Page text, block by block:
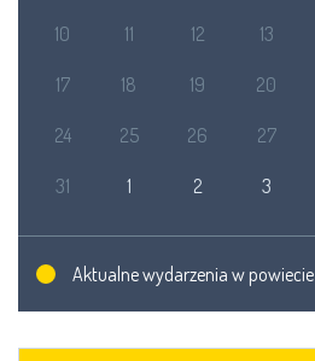
10 11 12 13
17 18 19 20
24 25 26 27
31 1 2 3
Aktualne wydarzenia w powiecie